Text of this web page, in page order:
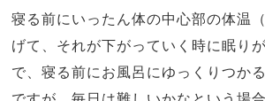
寝る前にいったん体の中心部の体温
げて、それが下がっていく時に眠り
で、寝る前にお風呂にゆっくりつか